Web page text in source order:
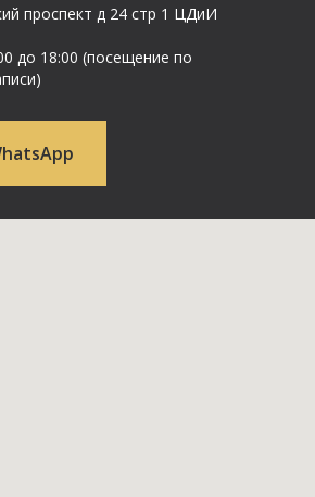
проспект д 24 стр 1 ЦДиИ
до 18:00 (посещение по